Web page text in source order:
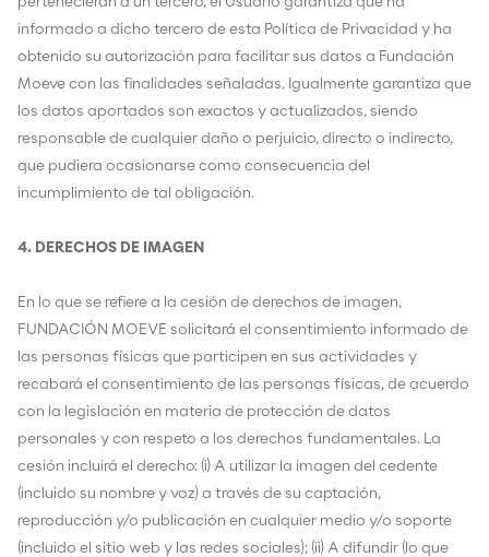
informado a dicho tercero de esta Política de Privacidad y ha
obtenido su autorización para facilitar sus datos a Fundación
Moeve con las finalidades señaladas. Igualmente garantiza que
los datos aportados son exactos y actualizados, siendo
responsable de cualquier daño o perjuicio, directo o indirecto,
que pudiera ocasionarse como consecuencia del
incumplimiento de tal obligación.
4. DERECHOS DE IMAGEN
En lo que se refiere a la cesión de derechos de imagen,
FUNDACIÓN MOEVE solicitará el consentimiento informado de
las personas físicas que participen en sus actividades y
recabará el consentimiento de las personas físicas, de acuerdo
con la legislación en materia de protección de datos
personales y con respeto a los derechos fundamentales. La
cesión incluirá el derecho: (i) A utilizar la imagen del cedente
(incluido su nombre y voz) a través de su captación,
reproducción y/o publicación en cualquier medio y/o soporte
(incluido el sitio web y las redes sociales); (ii) A difundir (lo que